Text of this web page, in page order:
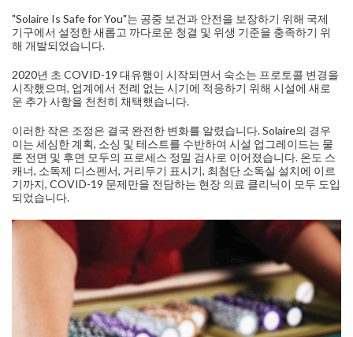
"Solaire Is Safe for You"는 공중 보건과 안전을 보장하기 위해 국제
기구에서 설정한 새롭고 까다로운 청결 및 위생 기준을 충족하기 위
해 개발되었습니다.
2020년 초 COVID-19 대유행이 시작되면서 숙소는 프로토콜 변경을
시작했으며, 업계에서 전례 없는 시기에 적응하기 위해 시설에 새로
운 추가 사항을 천천히 채택했습니다.
이러한 작은 조정은 결국 완전한 변화를 알렸습니다. Solaire의 경우
이는 세심한 계획, 소싱 및 테스트를 수반하여 시설 업그레이드는 물
론 전면 및 후면 모두의 프로세스 정밀 검사로 이어졌습니다. 온도 스
캐너, 소독제 디스펜서, 거리두기 표시기, 최첨단 소독실 설치에 이르
기까지, COVID-19 문제만을 전담하는 현장 의료 클리닉이 모두 도입
되었습니다.